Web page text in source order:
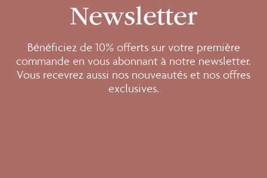
Newsletter
Bénéficiez de 10% offerts sur votre première
commande en vous abonnant à notre newsletter.
Vous recevrez aussi nos nouveautés et nos offres
exclusives.